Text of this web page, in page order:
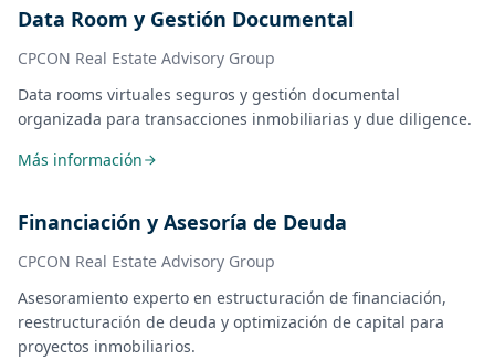
Data Room y Gestión Documental
CPCON Real Estate Advisory Group
Data rooms virtuales seguros y gestión documental
organizada para transacciones inmobiliarias y due diligence.
Más información
Financiación y Asesoría de Deuda
CPCON Real Estate Advisory Group
Asesoramiento experto en estructuración de financiación,
reestructuración de deuda y optimización de capital para
proyectos inmobiliarios.